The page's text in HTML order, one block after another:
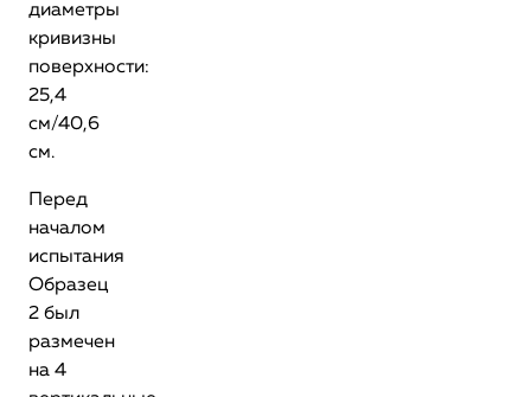
диаметры
кривизны
поверхности:
25,4
см/40,6
см.
Перед
началом
испытания
Образец
2 был
размечен
на 4